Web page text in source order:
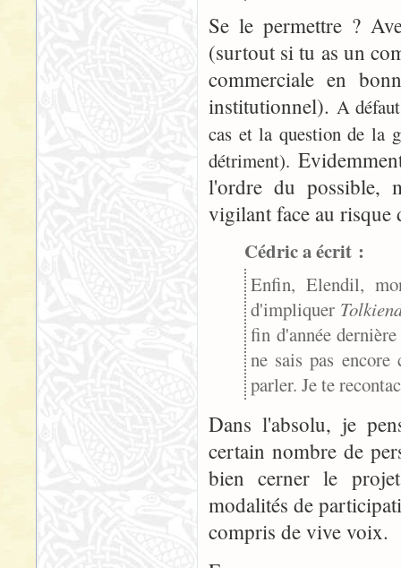
Se le permettre ?
(surtout si tu as un
commerciale en
institutionnel). A
cas et la question de la
détriment).
l'ordre du possible,
vigilant face au risque
Cédric a écrit :
Enfin, Elendil,
d'impliquer
fin d'année
ne sais pas
parler. Je te
Dans l'absolu, je
certain nombre de
bien cerner le
modalités de
compris de vive voix.